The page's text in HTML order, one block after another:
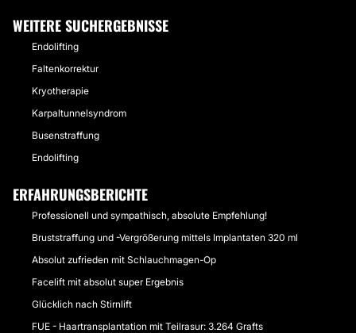
WEITERE SUCHERGEBNISSE
Endolifting
Faltenkorrektur
Kryotherapie
Karpaltunnelsyndrom
Busenstraffung
Endolifting
ERFAHRUNGSBERICHTE
Professionell und sympathisch, absolute Empfehlung!
Bruststraffung und -Vergrößerung mittels Implantaten 320 ml
Absolut zufrieden mit Schlauchmagen-Op
Facelift mit absolut super Ergebnis
Glücklich nach Stirnlift
FUE - Haartransplantation mit Teilrasur: 3.264 Grafts